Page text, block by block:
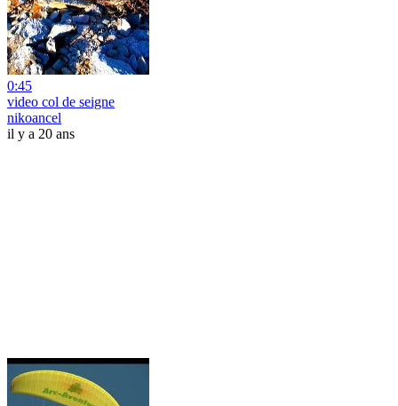
0:45
video col de seigne
nikoancel
il y a 20 ans